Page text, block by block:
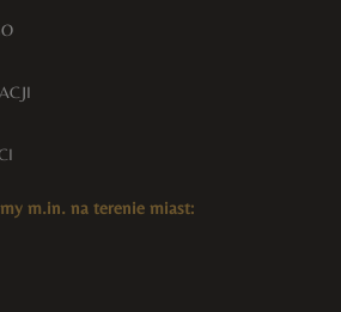
m.in. na terenie miast: